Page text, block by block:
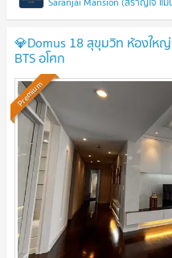
💎Domus 18 สุขุมวิท ห้องให
BTS อโศก
Premium